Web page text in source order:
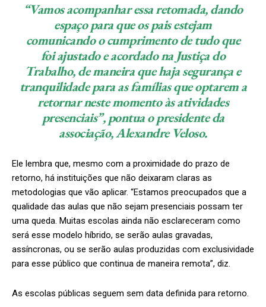
“Vamos acompanhar essa retomada, dando
espaço para que os pais estejam
comunicando o cumprimento de tudo que
foi ajustado e acordado na Justiça do
Trabalho, de maneira que haja segurança e
tranquilidade para as famílias que optarem a
retornar neste momento às atividades
presenciais”, pontua o presidente da
associação, Alexandre Veloso.
Ele lembra que, mesmo com a proximidade do prazo de
retorno, há instituições que não deixaram claras as
metodologias que vão aplicar. “Estamos preocupados que a
qualidade das aulas que não sejam presenciais possam ter
uma queda. Muitas escolas ainda não esclareceram como
será esse modelo híbrido, se serão aulas gravadas,
assíncronas, ou se serão aulas produzidas com exclusividade
para esse público que continua de maneira remota”, diz.
As escolas públicas seguem sem data definida para retorno.